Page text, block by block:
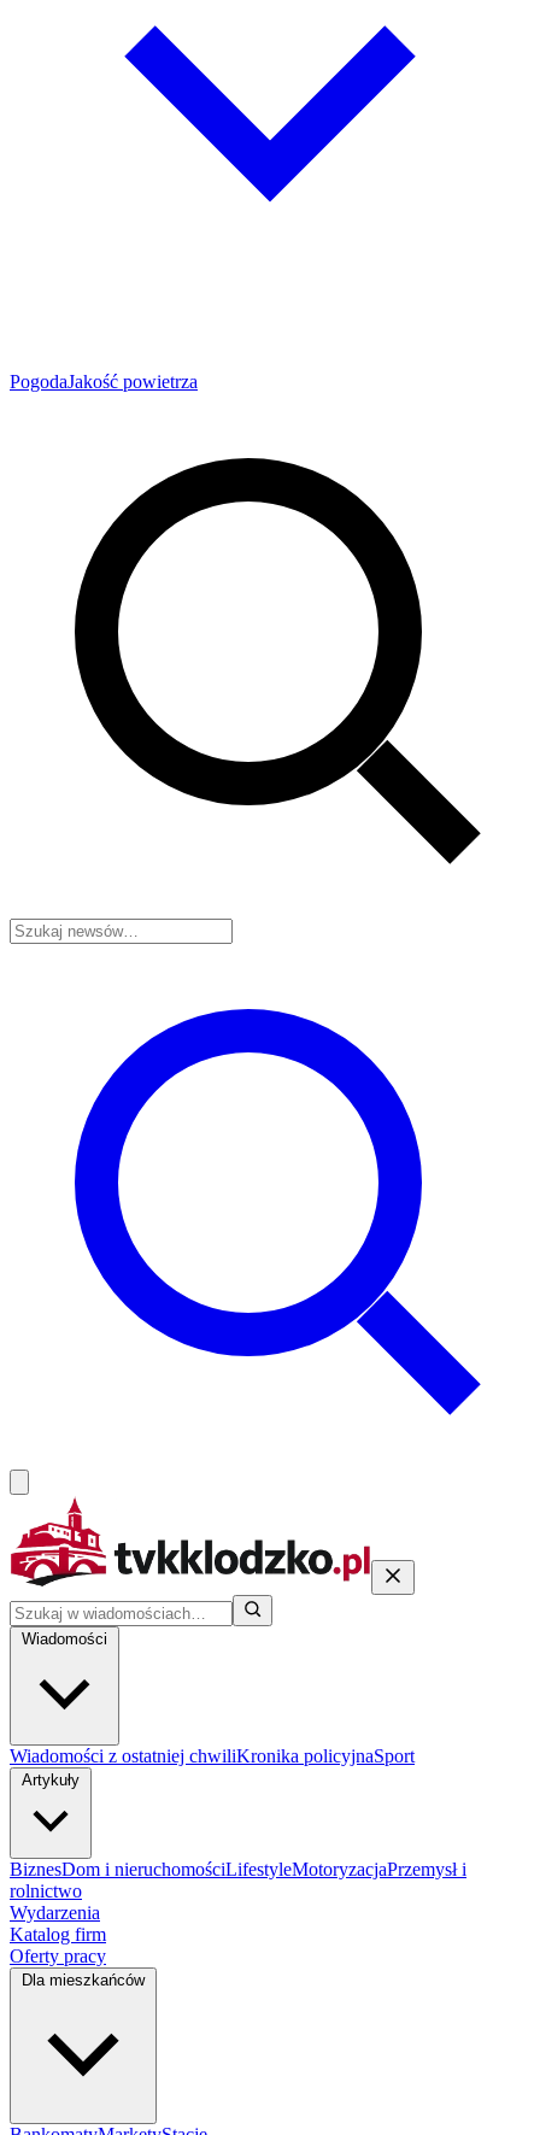
PogodaJakość powietrza
Wiadomości
Wiadomości z ostatniej chwiliKronika policyjnaSport
Artykuły
BiznesDom i nieruchomościLifestyleMotoryzacjaPrzemysł i
rolnictwo
Wydarzenia
Katalog firm
Oferty pracy
Dla mieszkańców